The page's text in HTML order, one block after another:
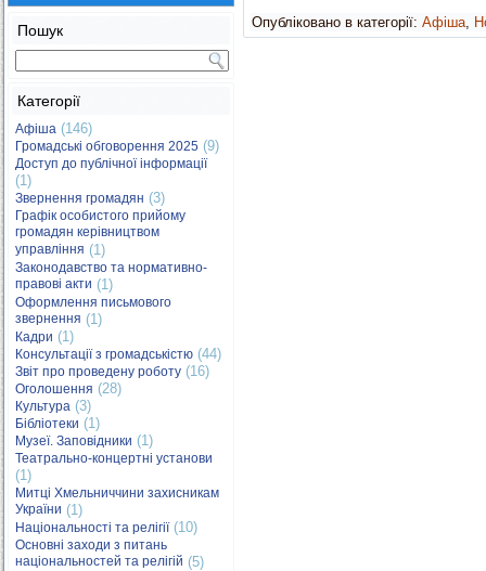
Пошук
Категорії
Афіша (146)
Громадські обговорення 2025 (9)
Доступ до публічної інформації
(1)
Звернення громадян (3)
Графік особистого прийому
громадян керівництвом
управління (1)
Законодавство та нормативно-
правові акти (1)
Оформлення письмового
звернення (1)
Кадри (1)
Консультації з громадськістю (44)
Звіт про проведену роботу (16)
Оголошення (28)
Культура (3)
Бібліотеки (1)
Музеї. Заповідники (1)
Театрально-концертні установи
(1)
Митці Хмельниччини захисникам
України (1)
Національності та релігії(10)
Основні заходи з питань
національностей та релігій (5)
Опубліковано в категорії: Афіша,